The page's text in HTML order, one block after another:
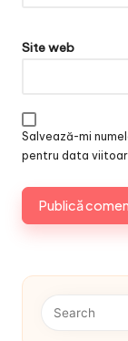
Site web
Salvează-mi
pentru data